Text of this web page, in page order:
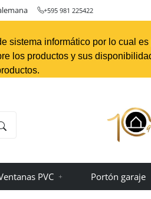
+595 981 225422
sistema informático por lo cual
los productos y sus
PVC Portón garaje